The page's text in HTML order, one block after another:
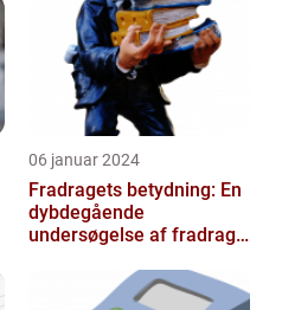
06 januar 2024
Fradragets betydning: En
dybdegående
undersøgelse af fradrag